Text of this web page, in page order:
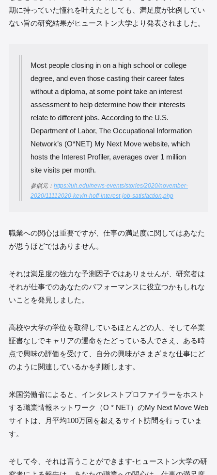
期に持っていた憧れを叶えたとしても、満足度が比例してい
ない旨の研究結果がヒューストン大学より発表されました。
Most people closing in on a high school or college
degree, and even those casting their career fates
without a diploma, at some point take an interest
assessment to help determine how their interests
relate to different jobs. According to the U.S.
Department of Labor, The Occupational Information
Network’s (O*NET) My Next Move website, which
hosts the Interest Profiler, averages over 1 million
site visits per month.
参照元： https://uh.edu/news-events/stories/2020/november-
2020/11112020-kevin-hoff-interest-job-satisfaction.php
職業への関心は重要ですが、仕事の満足度に関してはあなた
が思うほどではありません。
それは満足度の強力な予測因子ではありませんが、研究者は
それが仕事でのあなたのパフォーマンスに役立つかもしれな
いことを発見しました。
高校や大学の学位を取得しているほとんどの人、そして卒業
証書なしでキャリアの運命をたどっている人でさえ、ある時
点で興味の評価を受けて、自分の興味がさまざまな仕事にど
のように関連しているかを判断します。
米国労働省によると、インタレストプロファイラーをホスト
する職業情報ネットワーク（O * NET）のMy Next Move Web
サイトは、月平均100万回を超えるサイト訪問を行っていま
す。
そして今、それは言うことができます-ヒューストン大学の研